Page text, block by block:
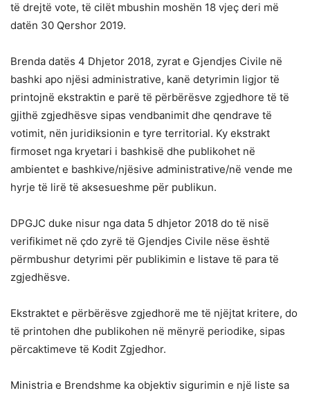
të drejtë vote, të cilët mbushin moshën 18 vjeç deri më
datën 30 Qershor 2019.
Brenda datës 4 Dhjetor 2018, zyrat e Gjendjes Civile në
bashki apo njësi administrative, kanë detyrimin ligjor të
printojnë ekstraktin e parë të përbërësve zgjedhore të të
gjithë zgjedhësve sipas vendbanimit dhe qendrave të
votimit, nën juridiksionin e tyre territorial. Ky ekstrakt
firmoset nga kryetari i bashkisë dhe publikohet në
ambientet e bashkive/njësive administrative/në vende me
hyrje të lirë të aksesueshme për publikun.
DPGJC duke nisur nga data 5 dhjetor 2018 do të nisë
verifikimet në çdo zyrë të Gjendjes Civile nëse është
përmbushur detyrimi për publikimin e listave të para të
zgjedhësve.
Ekstraktet e përbërësve zgjedhorë me të njëjtat kritere, do
të printohen dhe publikohen në mënyrë periodike, sipas
përcaktimeve të Kodit Zgjedhor.
Ministria e Brendshme ka objektiv sigurimin e një liste sa